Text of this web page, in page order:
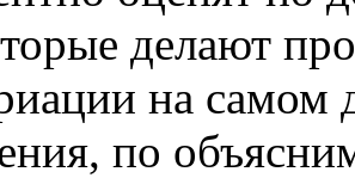
делают
на самом
по